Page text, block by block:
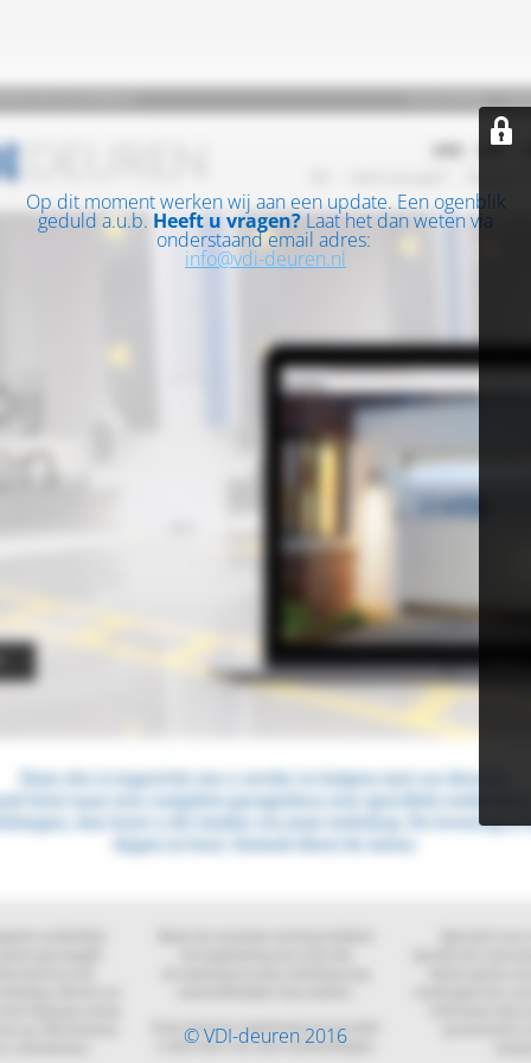
Op dit moment werken wij aan een update. Een ogenblik
geduld a.u.b. Heeft u vragen? Laat het dan weten via
onderstaand email adres:
info@vdi-deuren.nl
© VDI-deuren 2016